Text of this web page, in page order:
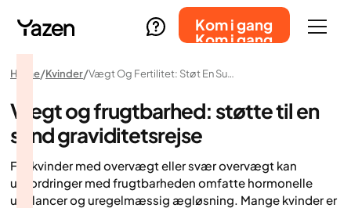
Kom i gang
Kom i gang
Home Kvinder Vægt Og Fertilitet: Støt En Sund Graviditetsrejse
Vægt og frugtbarhed: støtte til en
sund graviditetsrejse
For kvinder med overvægt eller svær overvægt kan
udfordringer med frugtbarheden omfatte hormonelle
ubalancer og uregelmæssig ægløsning. Mange kvinder er